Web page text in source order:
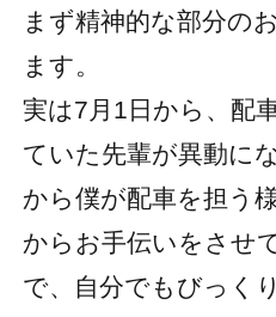
まず精神的な部分の
ます。
実は7月1日から、配
ていた先輩が異動に
から僕が配車を担う
からお手伝いをさせ
で、自分でもびっく